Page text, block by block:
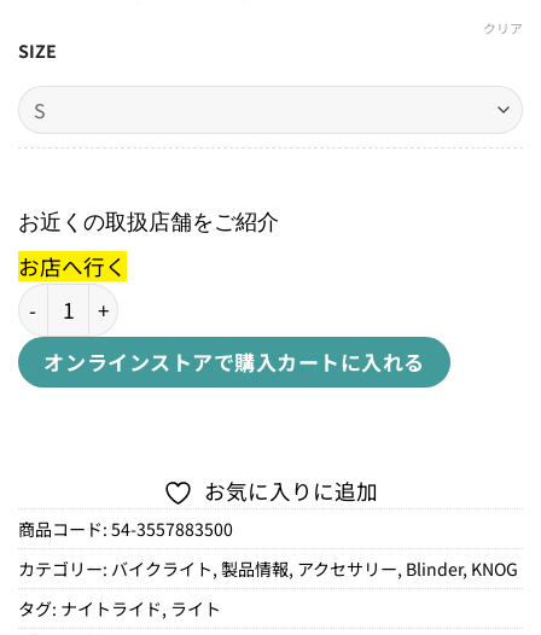
SIZE
クリア
お近くの取扱店舗をご紹介
お店へ行く
BLINDER MOB STRAPブラインダー MOB ストラップ個
オンラインストアで購入カートに入れる
お気に入りに追加
商品コード: 54-3557883500
カテゴリー: バイクライト, 製品情報, アクセサリー, Blinder, KNOG
タグ: ナイトライド, ライト